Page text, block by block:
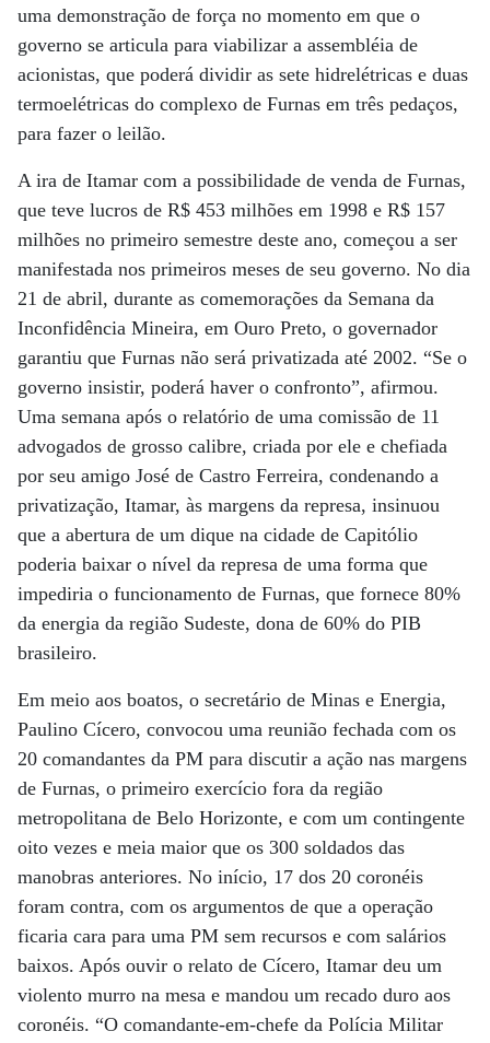
uma demonstração de força no momento em que o
governo se articula para viabilizar a assembléia de
acionistas, que poderá dividir as sete hidrelétricas e duas
termoelétricas do complexo de Furnas em três pedaços,
para fazer o leilão.
A ira de Itamar com a possibilidade de venda de Furnas,
que teve lucros de R$ 453 milhões em 1998 e R$ 157
milhões no primeiro semestre deste ano, começou a ser
manifestada nos primeiros meses de seu governo. No dia
21 de abril, durante as comemorações da Semana da
Inconfidência Mineira, em Ouro Preto, o governador
garantiu que Furnas não será privatizada até 2002. “Se o
governo insistir, poderá haver o confronto”, afirmou.
Uma semana após o relatório de uma comissão de 11
advogados de grosso calibre, criada por ele e chefiada
por seu amigo José de Castro Ferreira, condenando a
privatização, Itamar, às margens da represa, insinuou
que a abertura de um dique na cidade de Capitólio
poderia baixar o nível da represa de uma forma que
impediria o funcionamento de Furnas, que fornece 80%
da energia da região Sudeste, dona de 60% do PIB
brasileiro.
Em meio aos boatos, o secretário de Minas e Energia,
Paulino Cícero, convocou uma reunião fechada com os
20 comandantes da PM para discutir a ação nas margens
de Furnas, o primeiro exercício fora da região
metropolitana de Belo Horizonte, e com um contingente
oito vezes e meia maior que os 300 soldados das
manobras anteriores. No início, 17 dos 20 coronéis
foram contra, com os argumentos de que a operação
ficaria cara para uma PM sem recursos e com salários
baixos. Após ouvir o relato de Cícero, Itamar deu um
violento murro na mesa e mandou um recado duro aos
coronéis. “O comandante-em-chefe da Polícia Militar